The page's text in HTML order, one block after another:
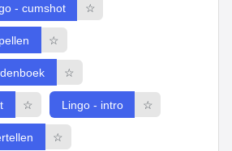
- cumshot ☆
☆
☆
☆ Lingo - intro ☆
☆